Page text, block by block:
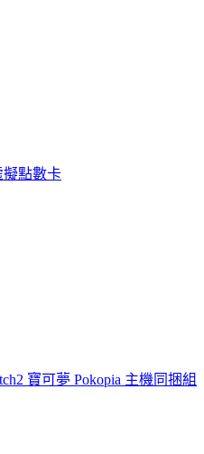
擬點數卡
寶可夢 Pokopia 主機同捆組